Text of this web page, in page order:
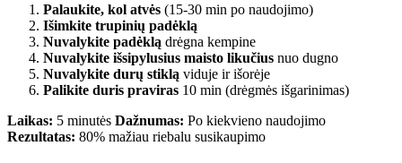
Palaukite, kol atvės (15-30 min po naudojimo)
Išimkite trupinių padėklą
Nuvalykite padėklą drėgna kempine
Nuvalykite išsipylusius maisto likučius nuo dugno
Nuvalykite durų stiklą viduje ir išorėje
Palikite duris praviras 10 min (drėgmės išgarinimas)
Laikas: 5 minutės Dažnumas: Po kiekvieno naudojimo
Rezultatas: 80% mažiau riebalu susikaupimo